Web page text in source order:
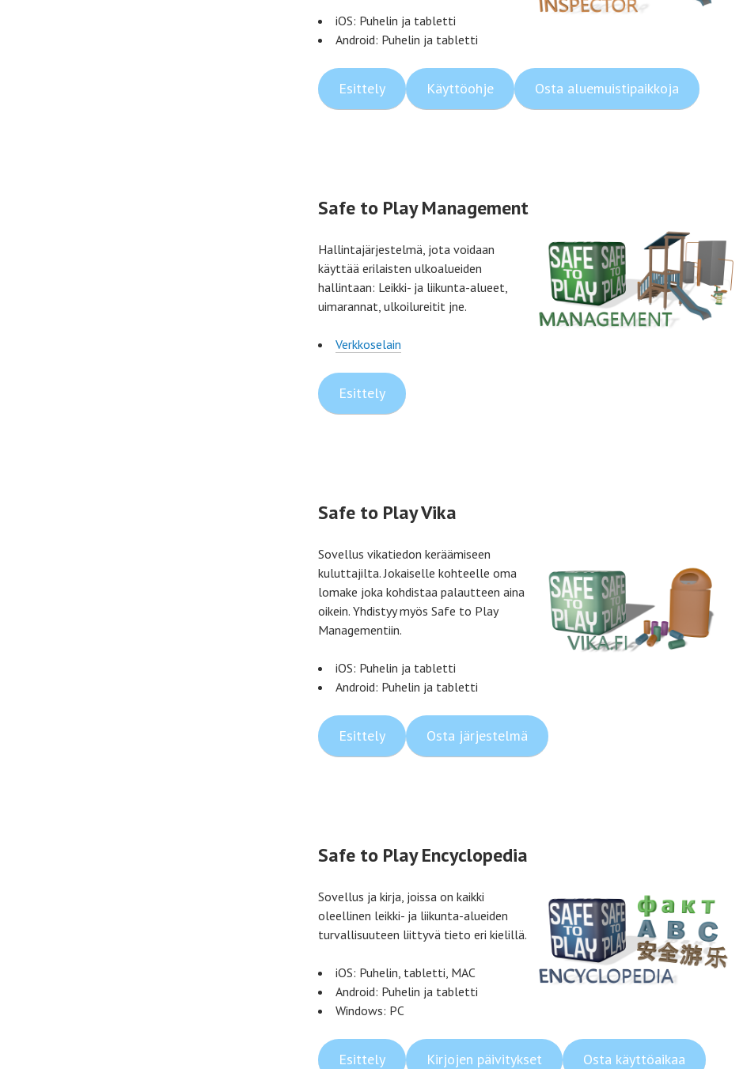
iOS: Puhelin ja tabletti
Android: Puhelin ja tabletti
Esittely Käyttöohje Osta aluemuistipaikkoja
Safe to Play Management
Hallintajärjestelmä, jota voidaan
käyttää erilaisten ulkoalueiden
hallintaan: Leikki- ja liikunta-alueet,
uimarannat, ulkoilureitit jne.
Verkkoselain
Esittely
Safe to Play Vika
Sovellus vikatiedon keräämiseen
kuluttajilta. Jokaiselle kohteelle oma
lomake joka kohdistaa palautteen aina
oikein. Yhdistyy myös Safe to Play
Managementiin.
iOS: Puhelin ja tabletti
Android: Puhelin ja tabletti
Esittely Osta järjestelmä
Safe to Play Encyclopedia
Sovellus ja kirja, joissa on kaikki
oleellinen leikki- ja liikunta-alueiden
turvallisuuteen liittyvä tieto eri kielillä.
iOS: Puhelin, tabletti, MAC
Android: Puhelin ja tabletti
Windows: PC
Esittely Kirjojen päivitykset Osta käyttöaikaa